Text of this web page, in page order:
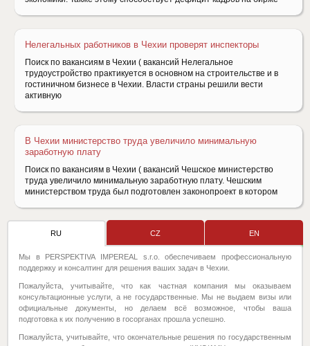
Нелегальных работников в Чехии проверят инспекторы
Поиск по вакансиям в Чехии ( вакансий Нелегальное
трудоустройство практикуется в основном на строительстве и в
гостиничном бизнесе в Чехии. Власти страны решили вести
активную
В Чехии министерство труда увеличило минимальную
заработную плату
Поиск по вакансиям в Чехии ( вакансий Чешское министерство
труда увеличило минимальную заработную плату. Чешским
министерством труда был подготовлен законопроект в котором
RU CZ EN
Мы в PERSPEKTIVA IMPEREAL s.r.o. обеспечиваем профессиональную
поддержку и консалтинг для решения ваших задач в Чехии.
Пожалуйста, учитывайте, что как частная компания мы оказываем
консультационные услуги, а не государственные. Мы не выдаем визы или
официальные документы, но делаем всё возможное, чтобы ваша
подготовка к их получению в госорганах прошла успешно.
Пожалуйста, учитывайте, что окончательные решения по государственным